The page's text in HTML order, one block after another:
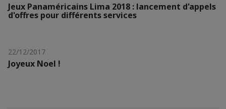
Jeux Panaméricains Lima 2018 : lancement d'appels
d'offres pour différents services
22/12/2017
Joyeux Noel !